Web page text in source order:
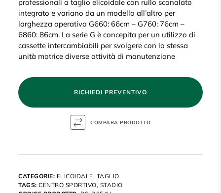
professionali a taglio elicoidale con rullo scanalato
integrato e variano da un modello all’altro per
larghezza operativa G660: 66cm – G760: 76cm –
6860: 86cm. La serie G è concepita per un utilizzo di
cassette intercambiabili per svolgere con la stessa
unità motrice diverse attività di manutenzione
RICHIEDI PREVENTIVO
CATEGORIE: ELICOIDALE, TAGLIO
TAGS: CENTRO SPORTIVO, STADIO